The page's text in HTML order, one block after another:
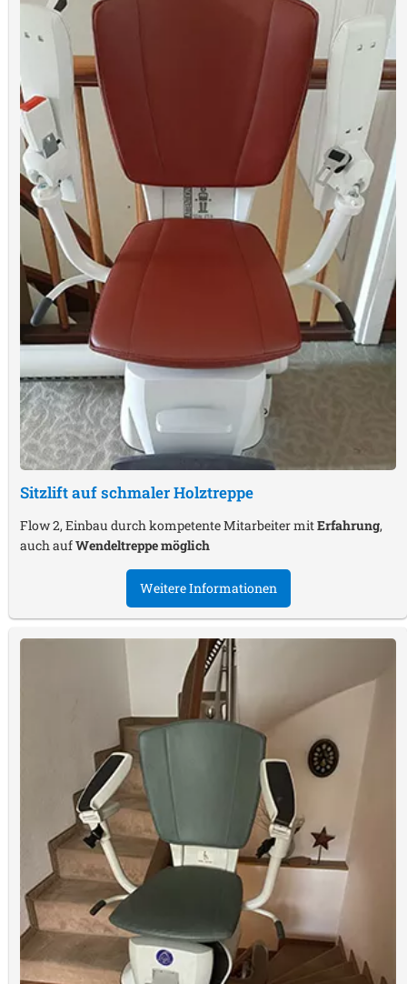
Sitzlift auf schmaler Holztreppe
Flow 2, Einbau durch kompetente Mitarbeiter mitErfahrung,
auch aufWendeltreppe möglich
Weitere Informationen